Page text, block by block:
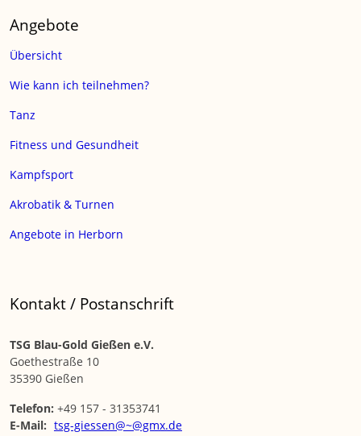
Angebote
Übersicht
Wie kann ich teilnehmen?
Tanz
Fitness und Gesundheit
Kampfsport
Akrobatik & Turnen
Angebote in Herborn
Kontakt / Postanschrift
TSG Blau-Gold Gießen e.V.
Goethestraße 10
35390 Gießen
Telefon: +49 157 - 31353741
E-Mail: tsg-giessen@~@gmx.de